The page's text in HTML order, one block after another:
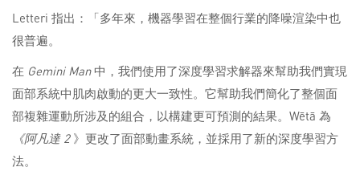
Letteri 指出：「多年來，機器學習在整個行業的降噪渲染中也
很普遍。
在 Gemini Man中，我們使用了深度學習求解器來幫助我們實現
面部系統中肌肉啟動的更大一致性。它幫助我們簡化了整個面
部複雜運動所涉及的組合，以構建更可預測的結果。Wētā 為
《阿凡達 2 》更改了面部動畫系統，並採用了新的深度學習方
法。